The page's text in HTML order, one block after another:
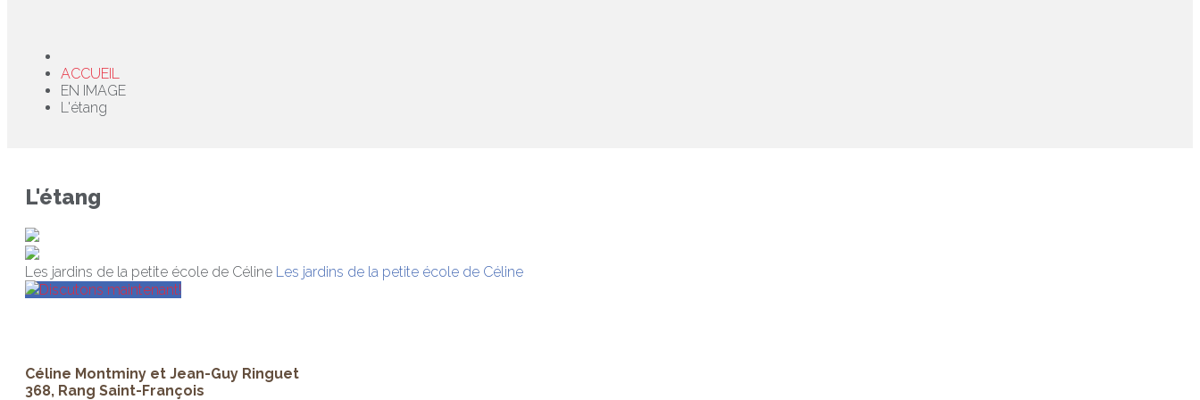
ACCUEIL
EN IMAGE
L'étang
L'étang
Les jardins de la petite école de Céline Les jardins de la petite école de Céline
Discutons maintenant!
Céline Montminy et Jean-Guy Ringuet
368, Rang Saint-François